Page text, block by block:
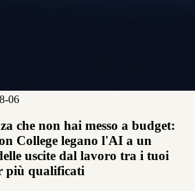
06
che non hai messo a budget:
College legano l'AI a un
uscite dal lavoro tra i tuoi
più qualificati